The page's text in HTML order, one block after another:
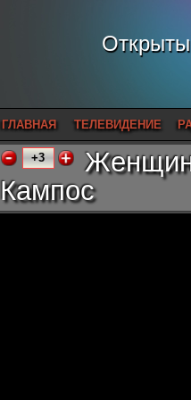
ГЛАВНАЯ ТЕЛЕВИДЕНИЕ
+3
Кампос